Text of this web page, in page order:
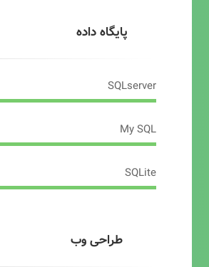
پایگاه داده
SQLserver
My SQL
SQLite
طراحی وب